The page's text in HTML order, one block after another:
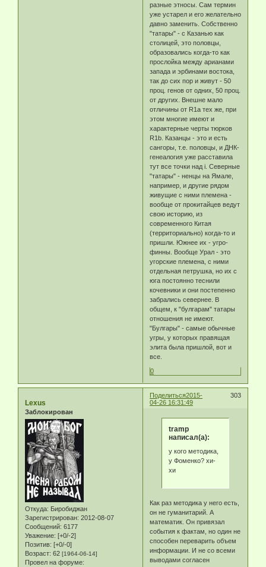
разные этносы. Сам термин
уже устарел и его желательно
давно заменить. Собственно
"татары" - с Казанью как
столицей, это половцы,
образовались когда-то как
прослойка между арианами
запада и эрбинами востока,
так до сих пор и живут - 50
проц. генов от одних, 50 проц.
от других. Внешне мало
отличины от R1a тех же, при
этом многие имеют и
характерные черты тюрков
R1b. Казанцы - это и есть
сангоры, т.е. половцы, и ДНК-
генеалогия уже расставила
тут все точки над i. Северные
"татары" - ненцы на Ямале,
например, и другие рядом
живущие с ними племена -
вообще от прокитайцев ведут
свою историю, из
современного Китая
(территориально) когда-то и
пришли. Южнее их - угро-
финны. Вообще Урал - это
угорские племена, с ними
отдельная петрушка, но их с
юга постоянно теснили
кочевники и они постепенно
забрались севернее. В
общем, к "булгарам" татары
отношения не имеют.
"Булгары" - самые обычные
угры, у которых правящая
элита была пришлой, вот и
все.
0
Поделиться 303
2015-
04-26 16:31:49
Lexus
Заблокирован
Откуда: Биробиджан
Зарегистрирован: 2012-08-07
Сообщений: 6177
Уважение: [+0/-2]
Позитив: [+0/-0]
Возраст: 62 [1964-06-14]
Провел на форуме:
tramp
написал(а):
у кого методика,
у Фоменко? хи-
хи
Как раз методика у него есть,
он не гуманитарий. А
математик. Он привязал
события к фактам, но один не
способен переварить объем
информации. И не со всеми
выводами согласен